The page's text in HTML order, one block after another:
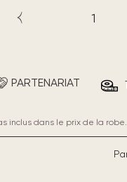
PARTENARIAT
inclus dans le prix de la robe.